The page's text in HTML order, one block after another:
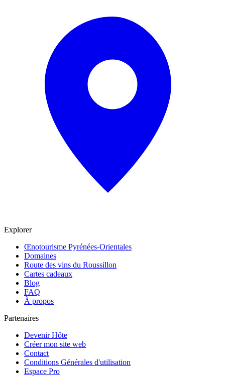
Explorer
Œnotourisme Pyrénées-Orientales
Domaines
Route des vins du Roussillon
Cartes cadeaux
Blog
FAQ
À propos
Partenaires
Devenir Hôte
Créer mon site web
Contact
Conditions Générales d'utilisation
Espace Pro